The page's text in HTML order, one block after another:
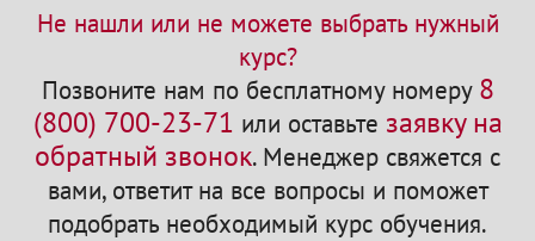
Не нашли или не можете выбрать нужный
курс?
Позвоните нам по бесплатному номеру 8
(800) 700-23-71 или оставьте заявку на
обратный звонок.Менеджер свяжется с
вами, ответит на все вопросы и поможет
подобрать необходимый курс обучения.